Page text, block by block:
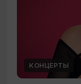
КОНЦЕРТЫ